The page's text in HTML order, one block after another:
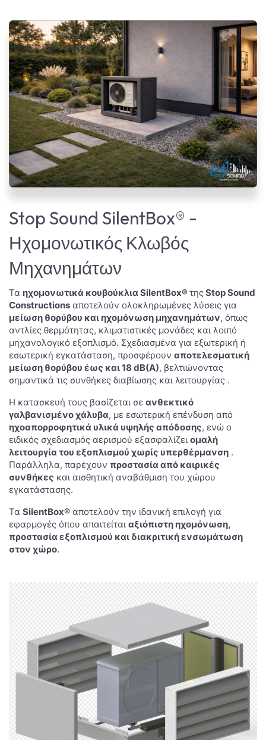
Stop Sound SilentBox® -
Ηχομονωτικός Κλωβός
Μηχανημάτων
Τα ηχομονωτικά κουβούκλια SilentBox®τηςStop Sound
Constructions αποτελούν ολοκληρωμένες λύσεις για
μείωση θορύβου και ηχομόνωση μηχανημάτων, όπως
αντλίες θερμότητας, κλιματιστικές μονάδες και λοιπό
μηχανολογικό εξοπλισμό. Σχεδιασμένα για εξωτερική ή
εσωτερική εγκατάσταση, προσφέρουν αποτελεσματική
μείωση θορύβου έως και 18 dB(A), βελτιώνοντας
σημαντικά τις συνθήκες διαβίωσης και λειτουργίας .
Η κατασκευή τους βασίζεται σε ανθεκτικό
γαλβανισμένο χάλυβα, με εσωτερική επένδυση από
ηχοαπορροφητικά υλικά υψηλής απόδοσης, ενώ ο
ειδικός σχεδιασμός αερισμού εξασφαλίζει ομαλή
λειτουργία του εξοπλισμού χωρίς υπερθέρμανση .
Παράλληλα, παρέχουν προστασία από καιρικές
συνθήκες και αισθητική αναβάθμιση του χώρου
εγκατάστασης.
Τα SilentBox® αποτελούν την ιδανική επιλογή για
εφαρμογές όπου απαιτείται αξιόπιστη ηχομόνωση,
προστασία εξοπλισμού και διακριτική ενσωμάτωση
στον χώρο.